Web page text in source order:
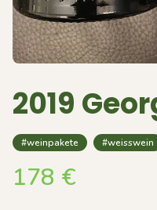
2019
#weinpakete #weisswein
178 €